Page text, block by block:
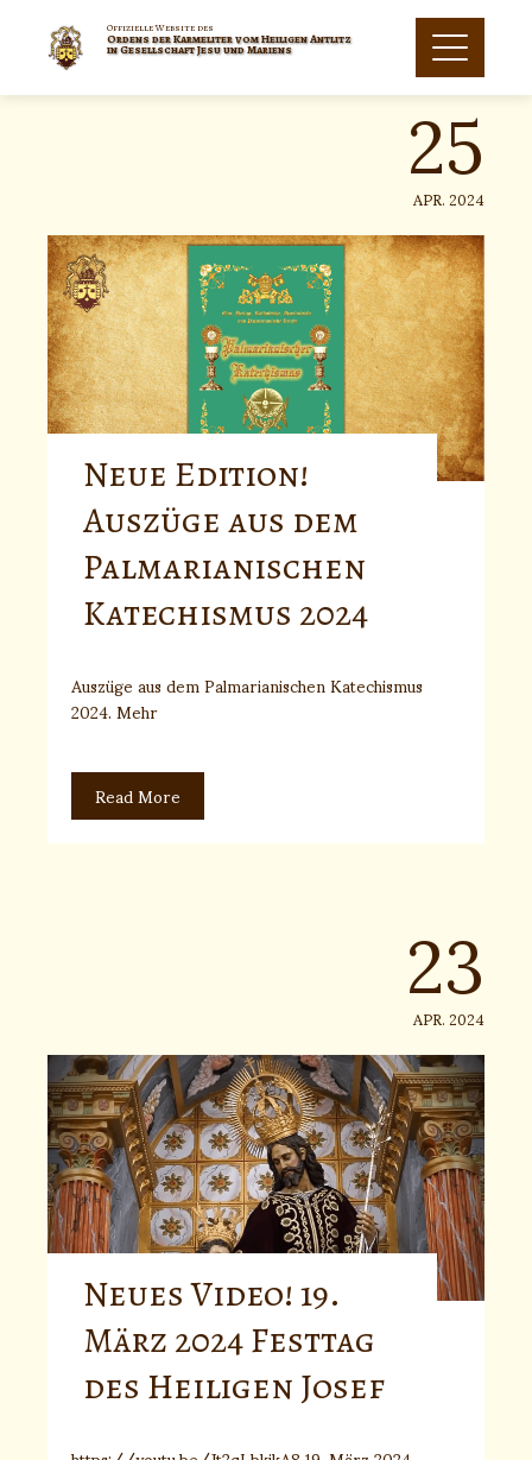
content
Offizielle Website des
Ordens der Karmeliter vom Heiligen Antlitz
in Gesellschaft Jesu und Mariens 25
APR. 2024
Neue Edition!
Auszüge aus dem
Palmarianischen
Katechismus 2024
Auszüge aus dem Palmarianischen Katechismus
2024. Mehr
Read More
23
APR. 2024
Neues Video! 19.
März 2024 Festtag
des Heiligen Josef